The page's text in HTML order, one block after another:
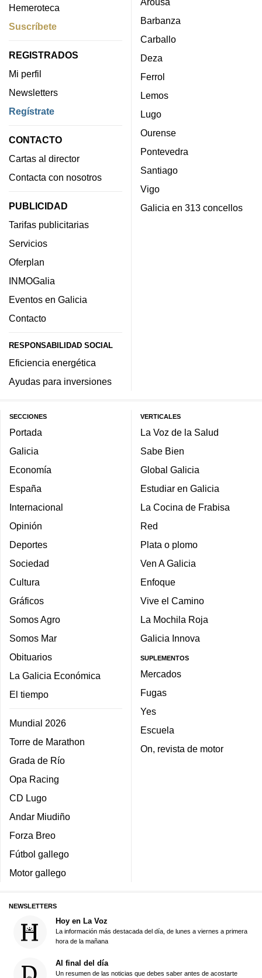
Hemeroteca
Suscríbete
REGISTRADOS
Mi perfil
Newsletters
Regístrate
CONTACTO
Cartas al director
Contacta con nosotros
PUBLICIDAD
Tarifas publicitarias
Servicios
Oferplan
INMOGalia
Eventos en Galicia
Contacto
RESPONSABILIDAD SOCIAL
Eficiencia energética
Ayudas para inversiones
Barbanza
Carballo
Deza
Ferrol
Lemos
Lugo
Ourense
Pontevedra
Santiago
Vigo
Galicia en 313 concellos
SECCIONES
Portada
Galicia
Economía
España
Internacional
Opinión
Deportes
Sociedad
Cultura
Gráficos
Somos Agro
Somos Mar
Obituarios
La Galicia Económica
El tiempo
Mundial 2026
Torre de Marathon
Grada de Río
Opa Racing
CD Lugo
Andar Miudiño
Forza Breo
Fútbol gallego
Motor gallego
VERTICALES
La Voz de la Salud
Sabe Bien
Global Galicia
Estudiar en Galicia
La Cocina de Frabisa
Red
Plata o plomo
Ven A Galicia
Enfoque
Vive el Camino
La Mochila Roja
Galicia Innova
SUPLEMENTOS
Mercados
Fugas
Yes
Escuela
On, revista de motor
NEWSLETTERS
Hoy en La Voz
La información más destacada del día, de lunes a viernes a primera
hora de la mañana
Al final del día
Un resumen de las noticias que debes saber antes de acostarte